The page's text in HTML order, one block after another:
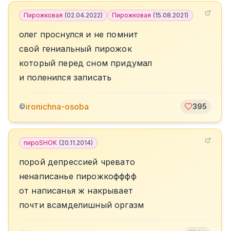
Пирожковая (02.04.2022) Пирожковая (15.08.2021)
олег проснулся и не помнит
свой гениальный пирожок
который перед сном придумал
и поленился записать
©ironichna-osoba 395
пироSHOK (20.11.2014)
порой депрессией чревато
ненаписанье пирожкофффф
от написанья ж накрывает
почти всамделишный оргазм